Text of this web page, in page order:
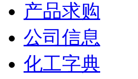
产品求购
公司信息
化工字典